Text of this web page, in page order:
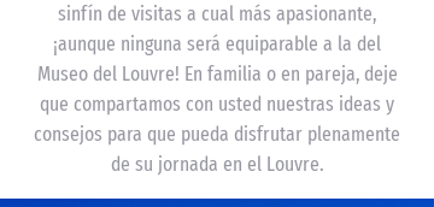
sinfín de visitas a cual más apasionante,
¡aunque ninguna será equiparable a la del
Museo del Louvre! En familia o en pareja, deje
que compartamos con usted nuestras ideas y
consejos para que pueda disfrutar plenamente
de su jornada en el Louvre.